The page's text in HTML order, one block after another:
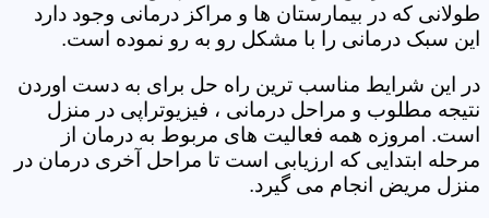
طولانی که در بیمارستان ها و مراکز درمانی وجود دارد
این سبک درمانی را با مشکل رو به رو نموده است.
در این شرایط مناسب ترین راه حل برای به دست اوردن
نتیجه مطلوب و مراحل درمانی ، فیزیوتراپی در منزل
است. امروزه همه فعالیت های مربوط به درمان از
مرحله ابتدایی که ارزیابی است تا مراحل آخری درمان در
منزل مریض انجام می گیرد.